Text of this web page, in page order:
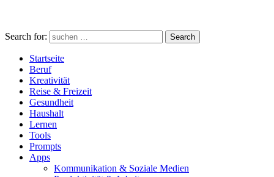
Search for: Search
Startseite
Beruf
Kreativität
Reise & Freizeit
Gesundheit
Haushalt
Lernen
Tools
Prompts
Apps
Kommunikation & Soziale Medien